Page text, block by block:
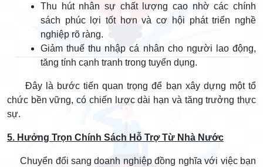
Thu hút nhân sự chất lượng cao nhờ các chính
sách phúc lợi tốt hơn và cơ hội phát triển nghề
nghiệp rõ ràng.
Giảm thuế thu nhập cá nhân cho người lao động,
tăng tính cạnh tranh trong tuyển dụng.
Đây là bước tiến quan trọng để bạn xây dựng một tổ
chức bền vững, có chiến lược dài hạn và tăng trưởng thực
sự.
5. Hưởng Trọn Chính Sách Hỗ Trợ Từ Nhà Nước
Chuyển đổi sang doanh nghiệp đồng nghĩa với việc bạn